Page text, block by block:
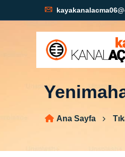
Ana Sayfa